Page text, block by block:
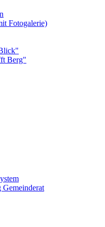
Fotogalerie)
Berg"
Gemeinderat